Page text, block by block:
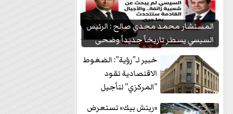
المستشار محمد مجدي صالح : الرئيس
السيسي يسطر تاريخاً جديداً وضحى
بشعبيته...
خبير لـ”رؤية”: الضغوط
الاقتصادية تقود
”المركزي” لتأجيل
«ريتش بيك» تستعرض